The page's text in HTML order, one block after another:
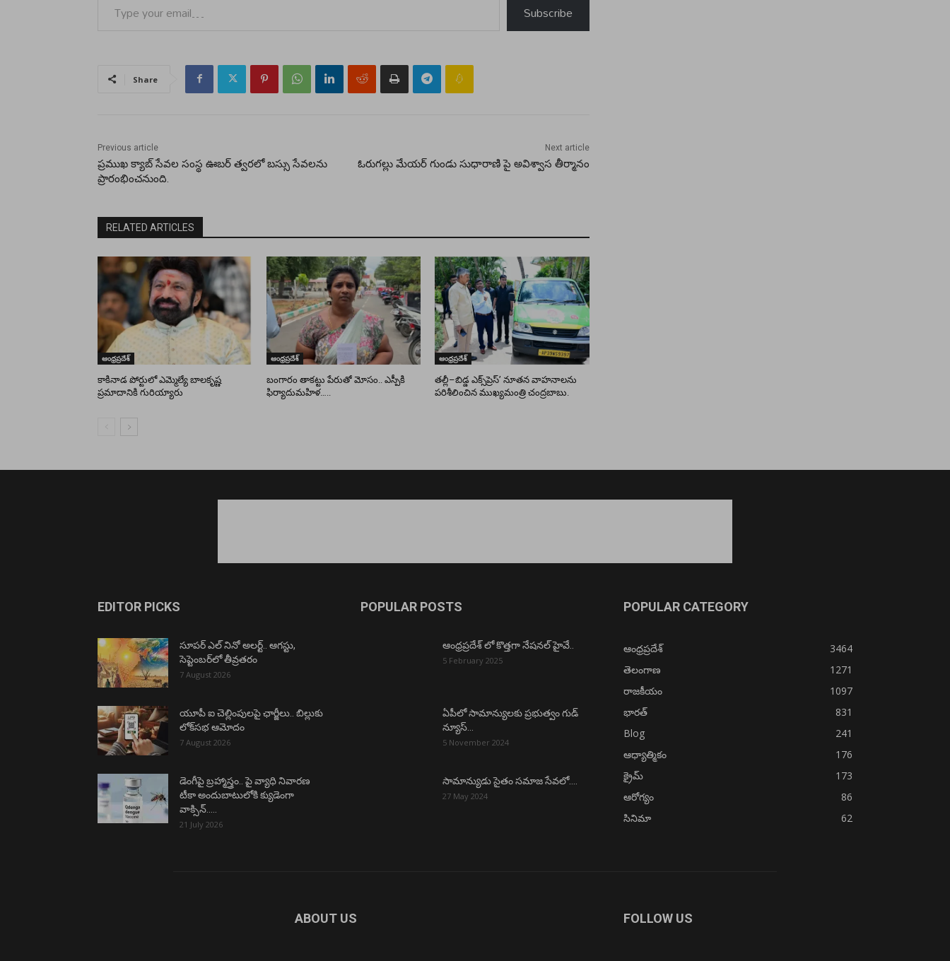
Subscribe
Share
Previous article
ప్రముఖ క్యాబ్‌ సేవల సంస్థ ఊబర్‌ త్వరలో బస్సు సేవలను
ప్రారంభించనుంది.
Next article
ఓరుగల్లు మేయర్ గుండు సుధారాణి పై అవిశ్వాస తీర్మానం
RELATED ARTICLES
ఆంధ్రప్రదేశ్
కాకినాడ పోర్టులో ఎమ్మెల్యే బాలకృష్ణ
ప్రమాదానికి గురియ్యారు
ఆంధ్రప్రదేశ్
బంగారం తాకట్టు పేరుతో మోసం.. ఎస్పీకి
ఫిర్యాదుమహిళ…..
ఆంధ్రప్రదేశ్
తల్లీ–బిడ్డ ఎక్స్‌ప్రెస్’ నూతన వాహనాలను
పరిశీలించిన ముఖ్యమంత్రి చంద్రబాబు.
EDITOR PICKS
సూపర్ ఎల్ నినో అలర్ట్.. ఆగస్టు,
సెప్టెంబర్‌లో తీవ్రతరం
7 August 2026
యూపీ ఐ చెల్లింపులపై ఛార్జీలు.. బిల్లుకు
లోక్‌సభ ఆమోదం
7 August 2026
డెంగీపై బ్రహ్మాస్త్రం.. పై వ్యాధి నివారణ
టీకా అందుబాటులోకి క్యుడెంగా
వాక్సిన్…..
21 July 2026
POPULAR POSTS
ఆంధ్రప్రదేశ్ లో కొత్తగా నేషనల్ హైవే..
5 February 2025
ఏపీలో సామాన్యులకు ప్రభుత్వం గుడ్
న్యూస్…
5 November 2024
సామాన్యుడు సైతం సమాజ సేవలో….
27 May 2024
POPULAR CATEGORY
ఆంధ్రప్రదేశ్
3464
తెలంగాణ
1271
రాజకీయం
1097
భారత్
831
Blog
241
ఆధ్యాత్మికం
176
క్రైమ్
173
ఆరోగ్యం
86
సినిమా
62
ABOUT US FOLLOW US